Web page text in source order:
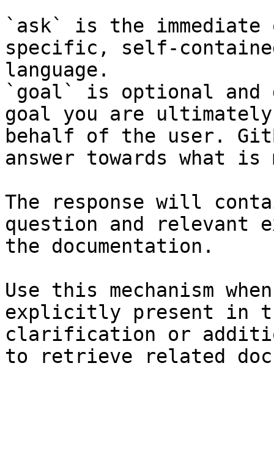
`ask` is the
specific, self-
language.
`goal` is optional and
goal you are
behalf of the user.
answer towards what
The response will
question and relevant
the documentation.
Use this mechanism
explicitly present in
clarification or